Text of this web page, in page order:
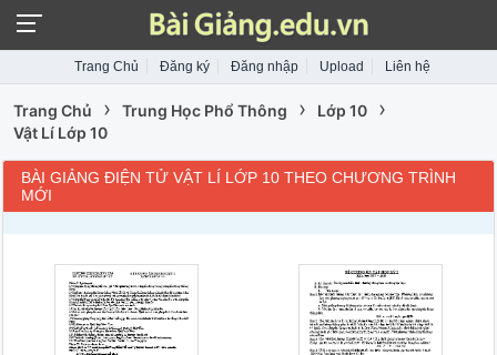
Trang Chủ Đăng ký Đăng nhập Upload Liên hệ
Trang Chủ › Trung Học Phổ Thông › Lớp 10 ›
Vật Lí Lớp 10
BÀI GIẢNG ĐIỆN TỬ VẬT LÍ LỚP 10 THEO CHƯƠNG TRÌNH
MỚI